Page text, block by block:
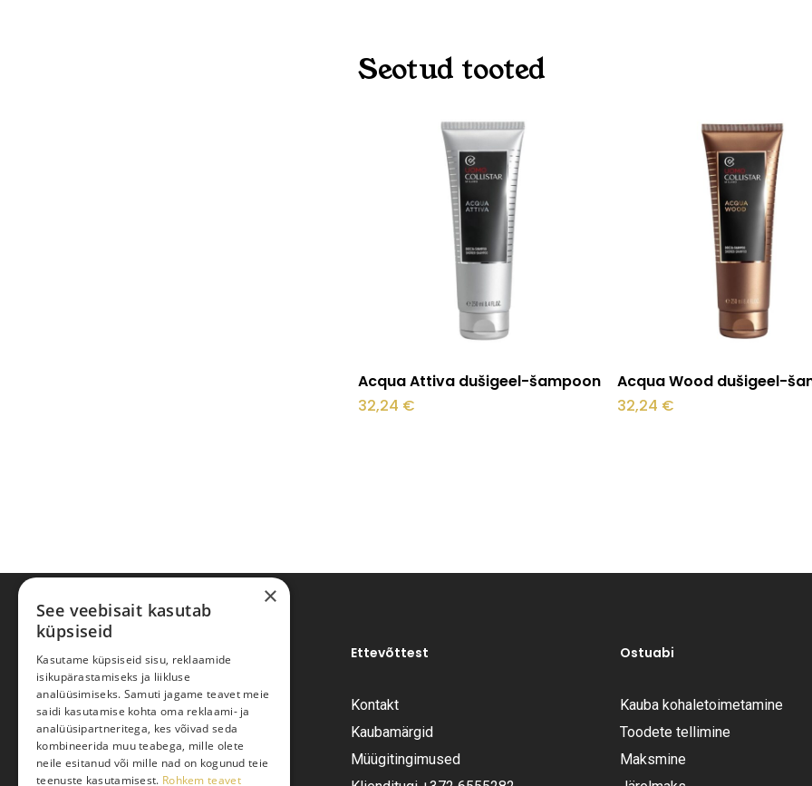
Seotud tooted
Lisa korvi
Acqua Attiva dušigeel-šampoon
32,24 €
Lisa korvi
Acqua Wood dušigeel-
32,24 €
Pariisi Vesi OÜ
Tüve 54-2, Tallinn 13418
Ettevõttest
Kontakt
Kaubamärgid
Müügitingimused
Ostuabi
Kauba kohaletoimetamine
Toodete tellimine
Maksmine
×
See veebisait kasutab
küpsiseid
Kasutame küpsiseid sisu, reklaamide
isikupärastamiseks ja liikluse
analüüsimiseks. Samuti jagame teavet meie
saidi kasutamise kohta oma reklaami- ja
analüüsipartneritega, kes võivad seda
kombineerida muu teabega, mille olete
neile esitanud või mille nad on kogunud teie
teenuste kasutamisest. Rohkem teavet